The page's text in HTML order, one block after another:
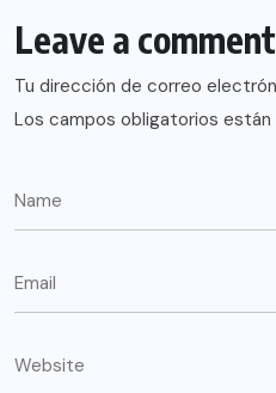
Leave a comment
Tu dirección de correo
Los campos obligatorios están